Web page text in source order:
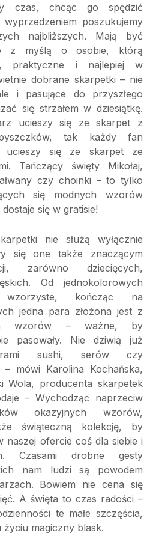
czas, chcąc go spędzić
poszukujemy
najbliższych. Mają być
z myślą o osobie, którą
praktyczne i najlepiej w
dobrane skarpetki – nie
i pasujące do przyszłego
się strzałem w dziesiątkę.
ucieszy się ze skarpet z
tak każdy fan
ucieszy się ze skarpet ze
Tańczący święty Mikołaj,
czy choinki – to tylko
się modnych wzorów
się w gratisie!
nie służą wyłącznie
się one także znaczącym
zarówno dziecięcych,
Od jednokolorowych
kończąc na
jedna para złożona jest z
wzorów – ważne, by
pasowały. Nie dziwią już
sushi, serów czy
mówi Karolina Kochańska,
Wola, producenta skarpetek
– Wychodząc naprzeciw
okazyjnych wzorów,
świąteczną kolekcję, by
naszej ofercie coś dla siebie i
Czasami drobne gesty
nam ludzi są powodem
Bowiem nie cena się
A święta to czas radości –
te małe szczęścia,
życiu magiczny blask.